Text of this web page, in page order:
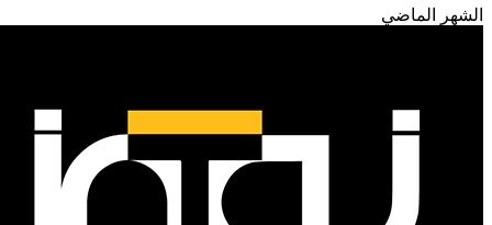
الشهر الماضي